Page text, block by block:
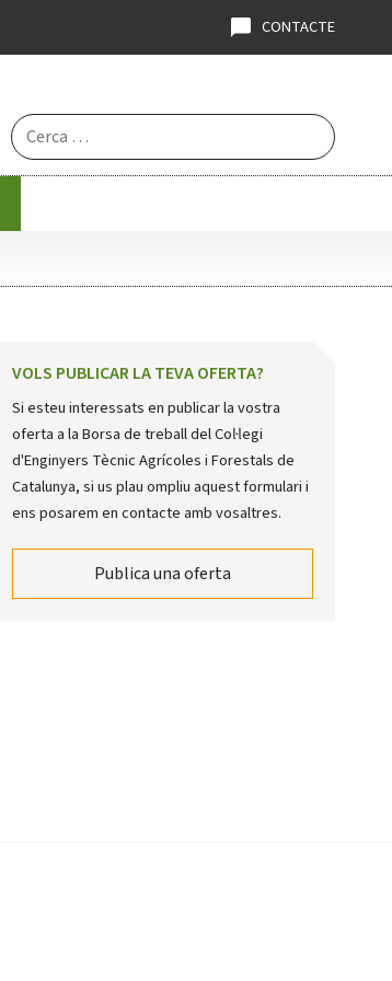
CONTACTE
Cerca:
VOLS PUBLICAR LA TEVA OFERTA?
Si esteu interessats en publicar la vostra
oferta a la Borsa de treball del Col·legi
d'Enginyers Tècnic Agrícoles i Forestals de
Catalunya, si us plau ompliu aquest formulari i
ens posarem en contacte amb vosaltres.
Publica una oferta